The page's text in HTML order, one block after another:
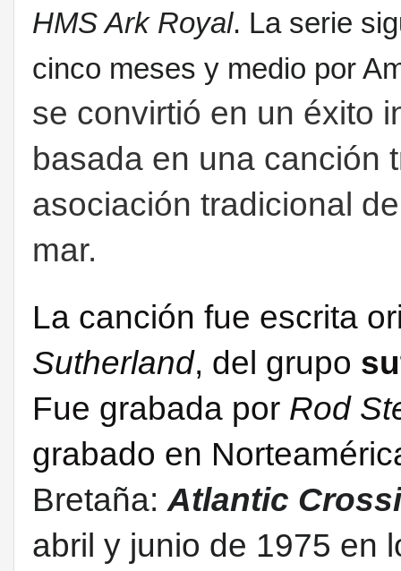
HMS Ark Royal. La serie
cinco meses y medio por
se convirtió en un éxito
basada en una canción
asociación tradicional
mar.
La canción fue escrita
Sutherland, del grupo
Fue grabada por Rod
grabado en
Bretaña: Atlantic
abril y junio de 1975 en